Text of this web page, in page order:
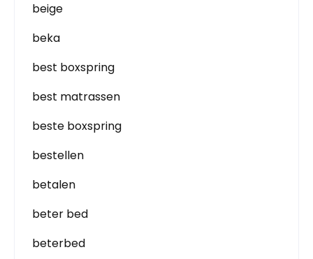
beige
beka
best boxspring
best matrassen
beste boxspring
bestellen
betalen
beter bed
beterbed